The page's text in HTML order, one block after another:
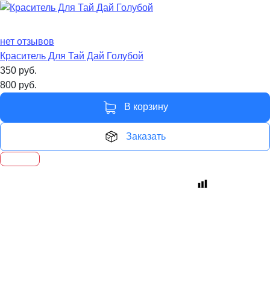
нет отзывов
Краситель Для Тай Дай Голубой
350 руб.
800 руб.
В корзину
Заказать